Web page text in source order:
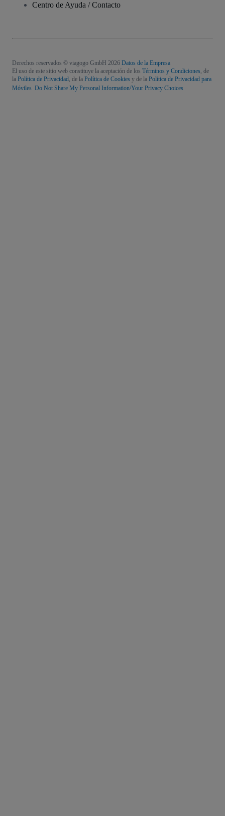
Centro de Ayuda / Contacto
Derechos reservados © viagogo GmbH 2026 Datos de la Empresa
El uso de este sitio web constituye la aceptación de los Términos y Condiciones, de
la Política de Privacidad, de la Política de Cookies y de la Política de Privacidad para
Móviles Do Not Share My Personal Information/Your Privacy Choices